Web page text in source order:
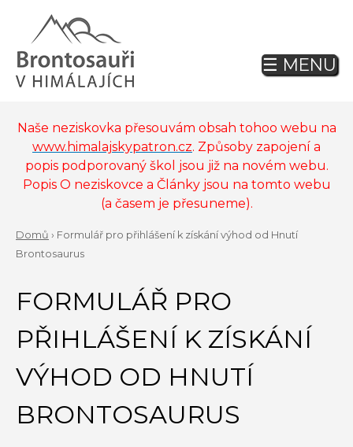
navigation
Naše neziskovka přesouvám obsah tohoo webu na
www.himalajskypatron.cz. Způsoby zapojení a
popis podporovaný škol jsou již na novém webu.
Popis O neziskovce a Články jsou na tomto webu
(a časem je přesuneme).
YOU
ARE
HERE
Domů › Formulář pro přihlášení k získání výhod od Hnutí
Brontosaurus
to
top
FORMULÁŘ PRO
PŘIHLÁŠENÍ K ZÍSKÁNÍ
VÝHOD OD HNUTÍ
BRONTOSAURUS
Back
to
☰ MENU